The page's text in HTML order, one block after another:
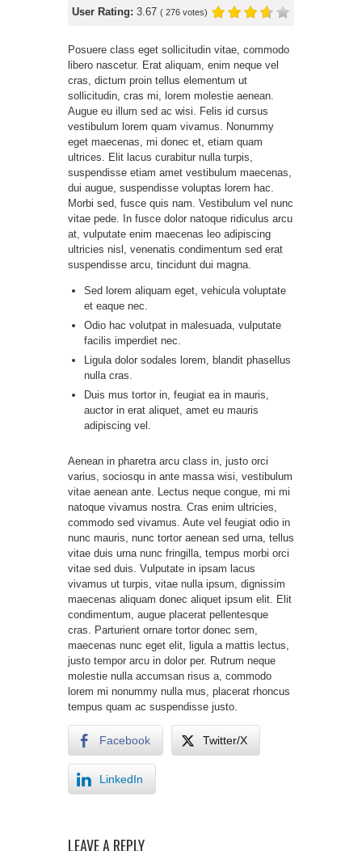
User Rating: 3.67 ( 276 votes)
Posuere class eget sollicitudin vitae, commodo
libero nascetur. Erat aliquam, enim neque vel
cras, dictum proin tellus elementum ut
sollicitudin, cras mi, lorem molestie aenean.
Augue eu illum sed ac wisi. Felis id cursus
vestibulum lorem quam vivamus. Nonummy
eget maecenas, mi donec et, etiam quam
ultrices. Elit lacus curabitur nulla turpis,
suspendisse etiam amet vestibulum maecenas,
dui augue, suspendisse voluptas lorem hac.
Morbi sed, fusce quis nam. Vestibulum vel nunc
vitae pede. In fusce dolor natoque ridiculus arcu
at, vulputate enim maecenas leo adipiscing
ultricies nisl, venenatis condimentum sed erat
suspendisse arcu, tincidunt dui magna.
Sed lorem aliquam eget, vehicula voluptate
et eaque nec.
Odio hac volutpat in malesuada, vulputate
facilis imperdiet nec.
Ligula dolor sodales lorem, blandit phasellus
nulla cras.
Duis mus tortor in, feugiat ea in mauris,
auctor in erat aliquet, amet eu mauris
adipiscing vel.
Aenean in pharetra arcu class in, justo orci
varius, sociosqu in ante massa wisi, vestibulum
vitae aenean ante. Lectus neque congue, mi mi
natoque vivamus nostra. Cras enim ultricies,
commodo sed vivamus. Aute vel feugiat odio in
nunc mauris, nunc tortor aenean sed urna, tellus
vitae duis urna nunc fringilla, tempus morbi orci
vitae sed duis. Vulputate in ipsam lacus
vivamus ut turpis, vitae nulla ipsum, dignissim
maecenas aliquam donec aliquet ipsum elit. Elit
condimentum, augue placerat pellentesque
cras. Parturient ornare tortor donec sem,
maecenas nunc eget elit, ligula a mattis lectus,
justo tempor arcu in dolor per. Rutrum neque
molestie nulla accumsan risus a, commodo
lorem mi nonummy nulla mus, placerat rhoncus
tempus quam ac suspendisse justo.
Facebook Twitter/X
LinkedIn
LEAVE A REPLY